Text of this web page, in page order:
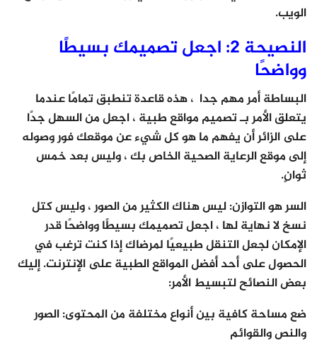
الويب.
النصيحة 2: اجعل تصميمك بسيطًا
وواضحًا
البساطة أمر مهم جدا ، هذه قاعدة تنطبق تمامًا عندما
يتعلق الأمر بـ تصميم مواقع طبية ، اجعل من السهل جدًا
على الزائر أن يفهم ما هو كل شيء عن موقعك فور وصوله
إلى موقع الرعاية الصحية الخاص بك ، وليس بعد خمس
ثوانٍ.
السر هو التوازن: ليس هناك الكثير من الصور ، وليس كتل
نسخ لا نهاية لها ، اجعل تصميمك بسيطًا وواضحًا قدر
الإمكان لجعل التنقل طبيعيًا لمرضاك إذا كنت ترغب في
الحصول على أحد أفضل المواقع الطبية على الإنترنت. إليك
بعض النصائح لتبسيط الأمر:
ضع مساحة كافية بين أنواع مختلفة من المحتوى: الصور
والنص والقوائم